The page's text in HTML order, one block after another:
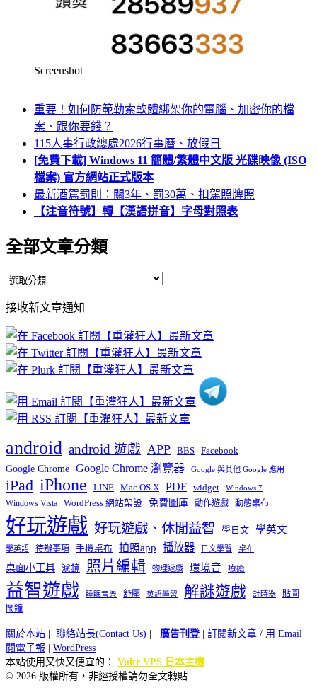
Screenshot
重要！如何防範勒索軟體綁架你的電腦、加密你的檔
案、跟你要錢？
115人事行政總處2026行事曆、放假日
[免費下載] Windows 11 簡體/繁體中文版 光碟映像 (ISO
檔案) 官方網站正式版本
最新酒駕罰則：關3年、罰30萬、扣駕照牌照
【注音符號】轉【漢語拼音】字母對照表
全部文章分類
全
文
章
分
類
接收新文章通知
android android 遊戲 APP BBS Facebook
Google Chrome Google Chrome 瀏覽器 Google 與其他 Google 應用
iPad iPhone LINE Mac OS X PDF widget Windows 7
Windows Vista WordPress 網站架設 免費圖庫 動作遊戲 動態桌布
好玩遊戲 好玩遊戲、休閒益智 學日文 學英文
學英語 待辦事項 手機桌布 拍照app 播放器 日文學習 桌布
桌面小工具 濾鏡 照片編輯 物理遊戲 環境音 療癒
益智遊戲 睡眠音樂 舒壓 英語學習 解謎遊戲 計時器
貼圖
鬧鐘
關於本站 | 聯絡站長(Contact Us) | 廣告刊登| 訂閱新文章 / 用 Email
閱電子報 | WordPress
本站使用又快又便宜的： Vultr VPS 日本主機
© 2026 版權所有，非經授權請勿全文轉貼